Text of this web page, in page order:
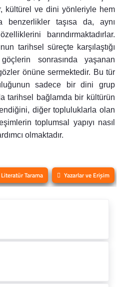
kültürel ve dini yönleriyle hem
benzerlikler taşısa da, aynı
barındırmaktadırlar.
tarihsel süreçte karşılaştığı
sonrasında yaşanan
önüne sermektedir. Bu tür
sadece bir dini grup
tarihsel bağlamda bir kültürün
diğer topluluklarla olan
toplumsal yapıyı nasıl
olmaktadır.
Literatür Tarama Yazarlar ve Erişim